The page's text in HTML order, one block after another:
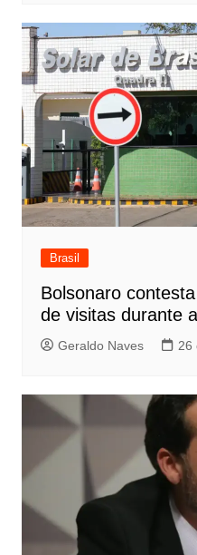
Brasil
Bolsonaro
de visitas durante
Geraldo Naves 26